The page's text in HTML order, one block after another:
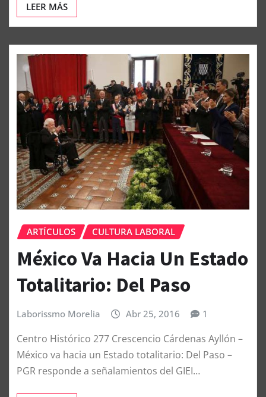
LEER MÁS
ARTÍCULOS CULTURA LABORAL
México Va Hacia Un Estado
Totalitario: Del Paso
Laborissmo Morelia Abr 25, 2016 1
Centro Histórico 277 Crescencio Cárdenas Ayllón –
México va hacia un Estado totalitario: Del Paso –
PGR responde a señalamientos del GIEI…